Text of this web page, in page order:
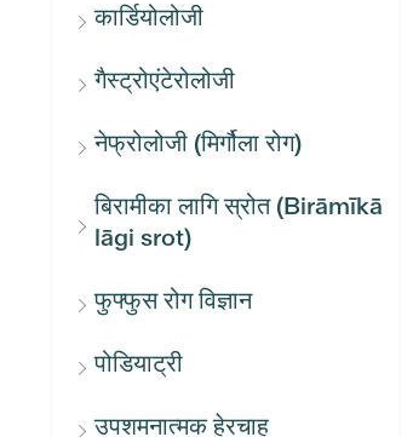
कार्डियोलोजी
गैस्ट्रोएंटेरोलोजी
नेफ्रोलोजी (मिर्गौला रोग)
बिरामीका लागि स्रोत (Birāmīkā
lāgi srot)
फुफ्फुस रोग विज्ञान
पोडियाट्री
उपशमनात्मक हेरचाह